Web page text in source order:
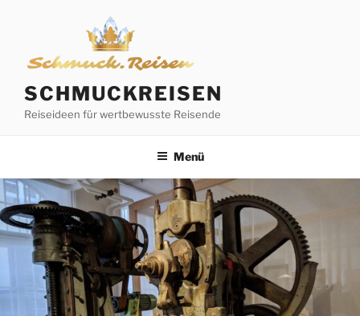
SCHMUCKREISEN
Reiseideen für wertbewusste Reisende
Menü